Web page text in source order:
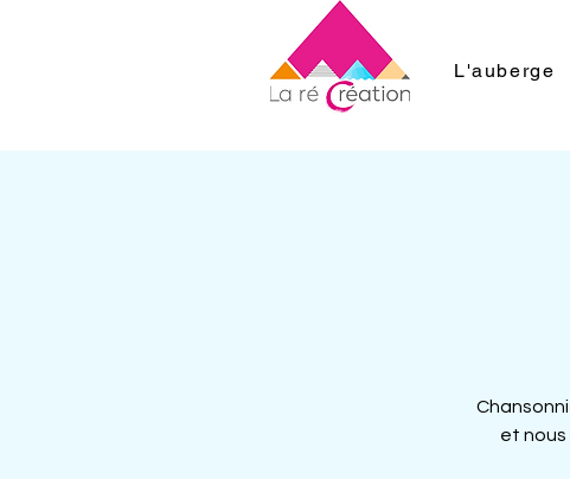
L'auberge
et